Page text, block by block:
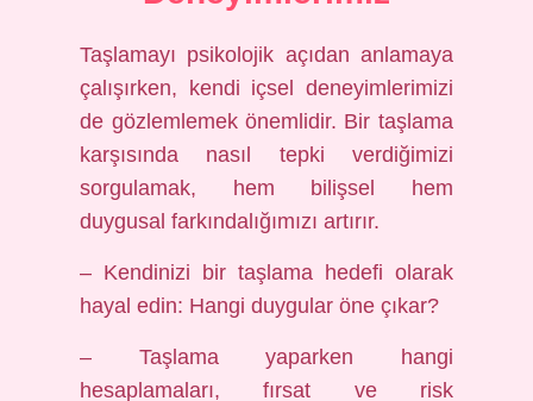
Taşlamayı psikolojik açıdan anlamaya
çalışırken, kendi içsel deneyimlerimizi
de gözlemlemek önemlidir. Bir taşlama
karşısında nasıl tepki verdiğimizi
sorgulamak, hem bilişsel hem
duygusal farkındalığımızı artırır.
– Kendinizi bir taşlama hedefi olarak
hayal edin: Hangi duygular öne çıkar?
– Taşlama yaparken hangi
hesaplamaları, fırsat ve risk